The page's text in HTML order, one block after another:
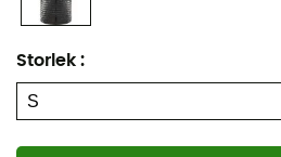
Storlek :
Mimic Platinum-teknologi,
Lätt konstruktion
Två handfickor